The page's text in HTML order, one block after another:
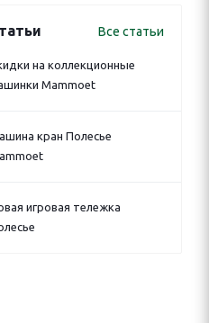
Все статьи
на коллекционные
Mammoet
кран Полесье
игровая тележка